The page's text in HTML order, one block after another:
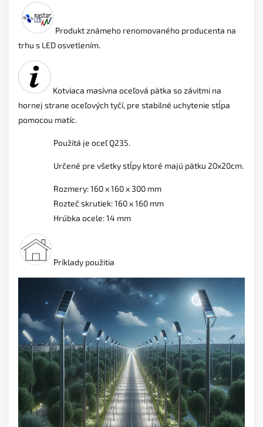
Produkt známeho renomovaného producenta na
trhu s LED osvetlením.
Kotviaca masívna oceľová pätka so závitmi na
hornej strane oceľových tyčí, pre stabilné uchytenie stĺpa
pomocou matíc.
Použitá je oceľ Q235.
Určené pre všetky stĺpy ktoré majú pätku 20x20cm.
Rozmery: 160 x 160 x 300 mm
Rozteč skrutiek: 160 x 160 mm
Hrúbka ocele: 14 mm
Príklady použitia